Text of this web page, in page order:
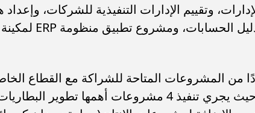
وتقييم الإدارات التنفيذية للشركات،
من المشروعات المتاحة للشراكة مع القطاع
المركبات الكهربائية حيث يجري تنفيذ 4 مشروعات